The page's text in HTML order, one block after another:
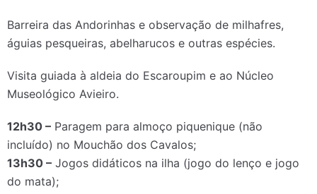
Barreira das Andorinhas e observação de milhafres,
águias pesqueiras, abelharucos e outras espécies.
Visita guiada à aldeia do Escaroupim e ao Núcleo
Museológico Avieiro.
12h30 – Paragem para almoço piquenique (não
incluído) no Mouchão dos Cavalos;
13h30 – Jogos didáticos na ilha (jogo do lenço e jogo
do mata);